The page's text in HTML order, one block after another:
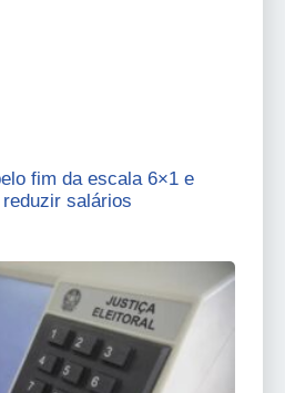
fim da escala 6×1 e
salários